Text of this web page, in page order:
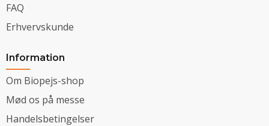
FAQ
Erhvervskunde
Information
Om Biopejs-shop
Mød os på messe
Handelsbetingelser